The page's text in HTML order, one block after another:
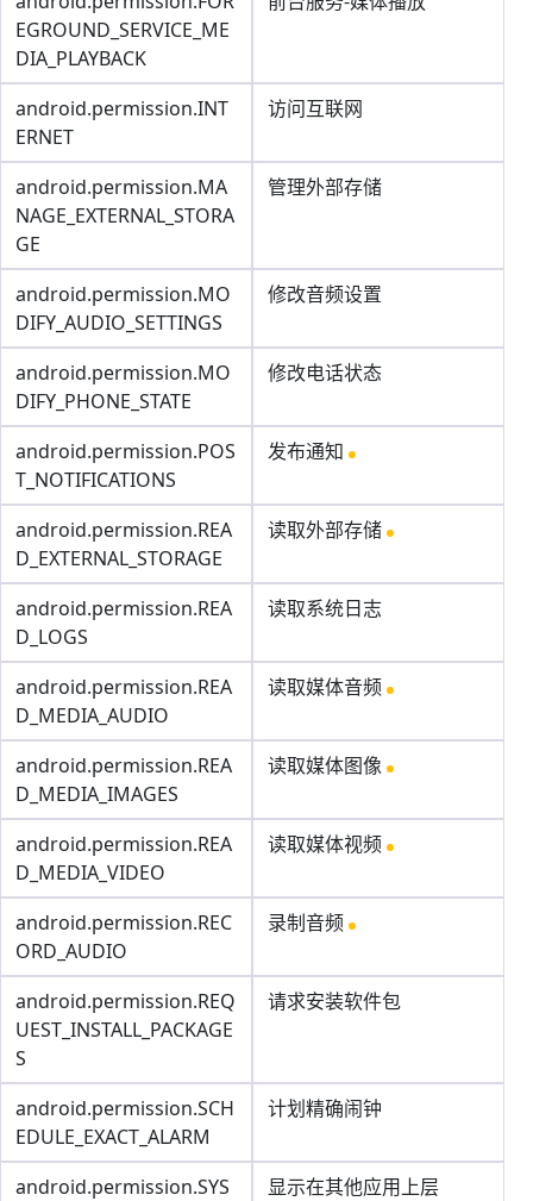
EGROUND_SERVICE_ME
DIA_PLAYBACK
android.permission.INT
ERNET
访问互联网
android.permission.MA
NAGE_EXTERNAL_STORA
GE
管理外部存储
android.permission.MO
DIFY_AUDIO_SETTINGS
修改音频设置
android.permission.MO
DIFY_PHONE_STATE
修改电话状态
android.permission.POS
T_NOTIFICATIONS
发布通知
android.permission.REA
D_EXTERNAL_STORAGE
读取外部存储
android.permission.REA
D_LOGS
读取系统日志
android.permission.REA
D_MEDIA_AUDIO
读取媒体音频
android.permission.REA
D_MEDIA_IMAGES
读取媒体图像
android.permission.REA
D_MEDIA_VIDEO
读取媒体视频
android.permission.REC
ORD_AUDIO
录制音频
android.permission.REQ
UEST_INSTALL_PACKAGE
S
请求安装软件包
android.permission.SCH
EDULE_EXACT_ALARM
计划精确闹钟
android.permission.SYS
显示在其他应用上层